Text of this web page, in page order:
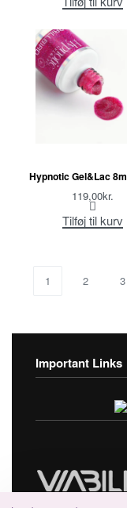
Hypnotic Gel&Lac
119,00kr.
Tilføj til kurv
1 2 3
Important Links